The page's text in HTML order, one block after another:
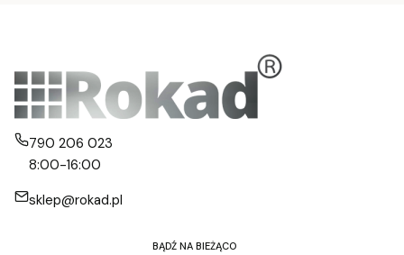
790 206 023
8:00-16:00
sklep@rokad.pl
BĄDŹ NA BIEŻĄCO